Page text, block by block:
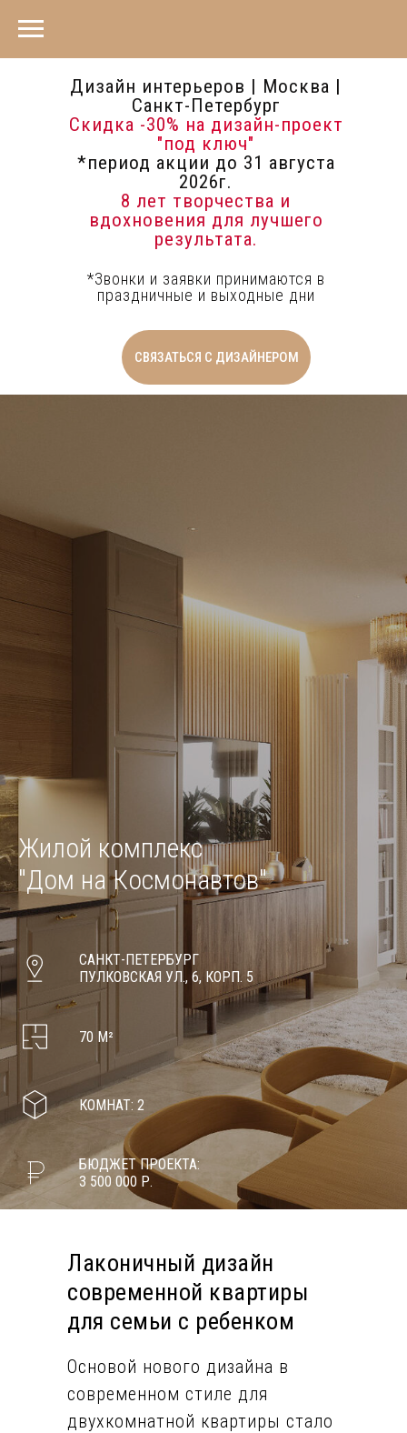
СВЯЗАТЬСЯ С ДИЗАЙНЕРОМ
*Звонки и заявки принимаются в
праздничные и выходные дни
Дизайн интерьеров | Москва |
Санкт-Петербург
Скидка -30% на дизайн-проект
"под ключ"
*период акции до 31 августа
2026г.
8 лет творчества и
вдохновения для лучшего
результата.
Жилой комплекс
"Дом на Космонавтов"
САНКТ-ПЕТЕРБУРГ
ПУЛКОВСКАЯ УЛ., 6, КОРП. 5
70 М²
КОМНАТ: 2
БЮДЖЕТ ПРОЕКТА:
3 500 000 Р.
Лаконичный дизайн
современной квартиры
для семьи с ребенком
Основой нового дизайна в
современном стиле для
двухкомнатной квартиры стало